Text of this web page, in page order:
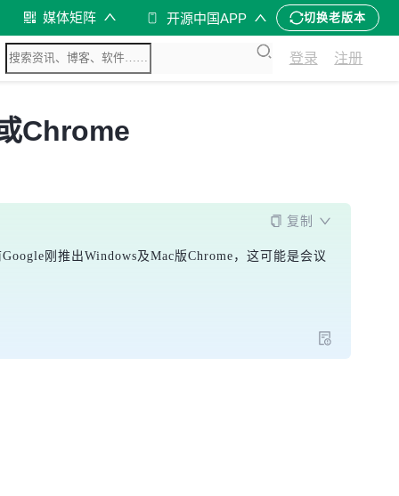
媒体矩阵 开源中国APP 切换老版本
登录 注册
Chrome
复制
刚推出Windows及Mac版Chrome，这可能是会议